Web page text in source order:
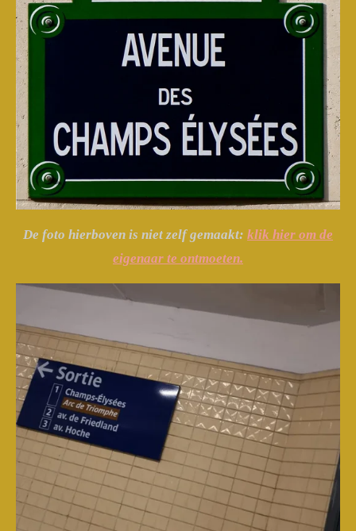
De foto hierboven is niet zelf gemaakt: klik hier om de
eigenaar te ontmoeten.